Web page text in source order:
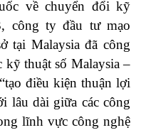
về chuyển đổi kỹ
công ty đầu tư mạo
tại Malaysia đã công
thuật số Malaysia –
điều kiện thuận lợi
lâu dài giữa các công
lĩnh vực công nghệ